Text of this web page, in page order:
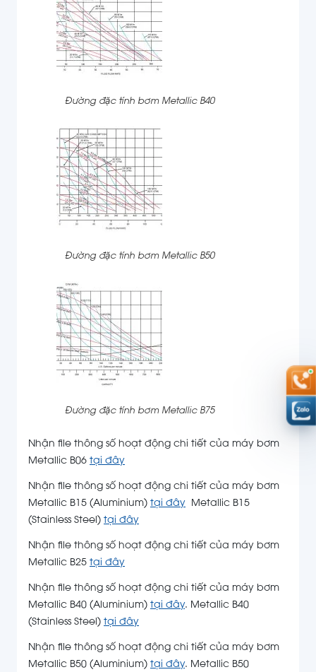
Đường đặc tính bơm Metallic B40
Đường đặc tính bơm Metallic B50
Đường đặc tính bơm Metallic B75
Nhận file thông số hoạt động chi tiết của máy bơm
Metallic B06 tại đây
Nhận file thông số hoạt động chi tiết của máy bơm
Metallic B15 (Aluminium) tại đây Metallic B15
(Stainless Steel) tại đây
Nhận file thông số hoạt động chi tiết của máy bơm
Metallic B25 tại đây
Nhận file thông số hoạt động chi tiết của máy bơm
Metallic B40 (Aluminium) tại đây. Metallic B40
(Stainless Steel) tại đây
Nhận file thông số hoạt động chi tiết của máy bơm
Metallic B50 (Aluminium) tại đây. Metallic B50